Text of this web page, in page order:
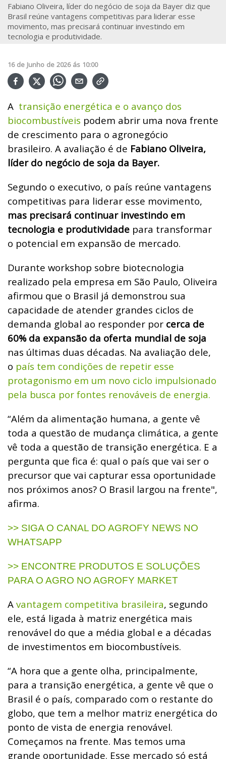
Fabiano Oliveira, líder do negócio de soja da Bayer diz que
Brasil reúne vantagens competitivas para liderar esse
movimento, mas precisará continuar investindo em
tecnologia e produtividade.
16 de Junho de 2026 ás 10:00
A transição energética e o avanço dos
biocombustíveis podem abrir uma nova frente
de crescimento para o agronegócio
brasileiro. A avaliação é de Fabiano Oliveira,
líder do negócio de soja da Bayer.
Segundo o executivo, o país reúne vantagens
competitivas para liderar esse movimento,
mas precisará continuar investindo em
tecnologia e produtividade para transformar
o potencial em expansão de mercado.
Durante workshop sobre biotecnologia
realizado pela empresa em São Paulo, Oliveira
afirmou que o Brasil já demonstrou sua
capacidade de atender grandes ciclos de
demanda global ao responder por cerca de
60% da expansão da oferta mundial de soja
nas últimas duas décadas. Na avaliação dele,
o país tem condições de repetir esse
protagonismo em um novo ciclo impulsionado
pela busca por fontes renováveis de energia.
“Além da alimentação humana, a gente vê
toda a questão de mudança climática, a gente
vê toda a questão de transição energética. E a
pergunta que fica é: qual o país que vai ser o
precursor que vai capturar essa oportunidade
nos próximos anos? O Brasil largou na frente",
afirma.
>> SIGA O CANAL DO AGROFY NEWS NO
WHATSAPP
>> ENCONTRE PRODUTOS E SOLUÇÕES
PARA O AGRO NO AGROFY MARKET
A vantagem competitiva brasileira, segundo
ele, está ligada à matriz energética mais
renovável do que a média global e a décadas
de investimentos em biocombustíveis.
“A hora que a gente olha, principalmente,
para a transição energética, a gente vê que o
Brasil é o país, comparado com o restante do
globo, que tem a melhor matriz energética do
ponto de vista de energia renovável.
Começamos na frente. Mas temos uma
grande oportunidade. Esse mercado só está